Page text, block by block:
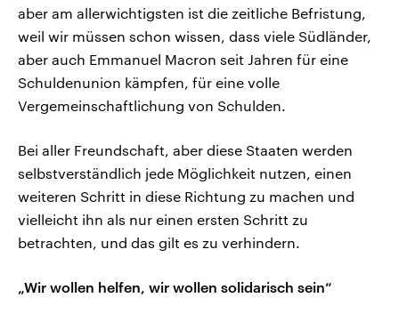
aber am allerwichtigsten ist die zeitliche Befristung,
weil wir müssen schon wissen, dass viele Südländer,
aber auch Emmanuel Macron seit Jahren für eine
Schuldenunion kämpfen, für eine volle
Vergemeinschaftlichung von Schulden.
Bei aller Freundschaft, aber diese Staaten werden
selbstverständlich jede Möglichkeit nutzen, einen
weiteren Schritt in diese Richtung zu machen und
vielleicht ihn als nur einen ersten Schritt zu
betrachten, und das gilt es zu verhindern.
„Wir wollen helfen, wir wollen solidarisch sein“